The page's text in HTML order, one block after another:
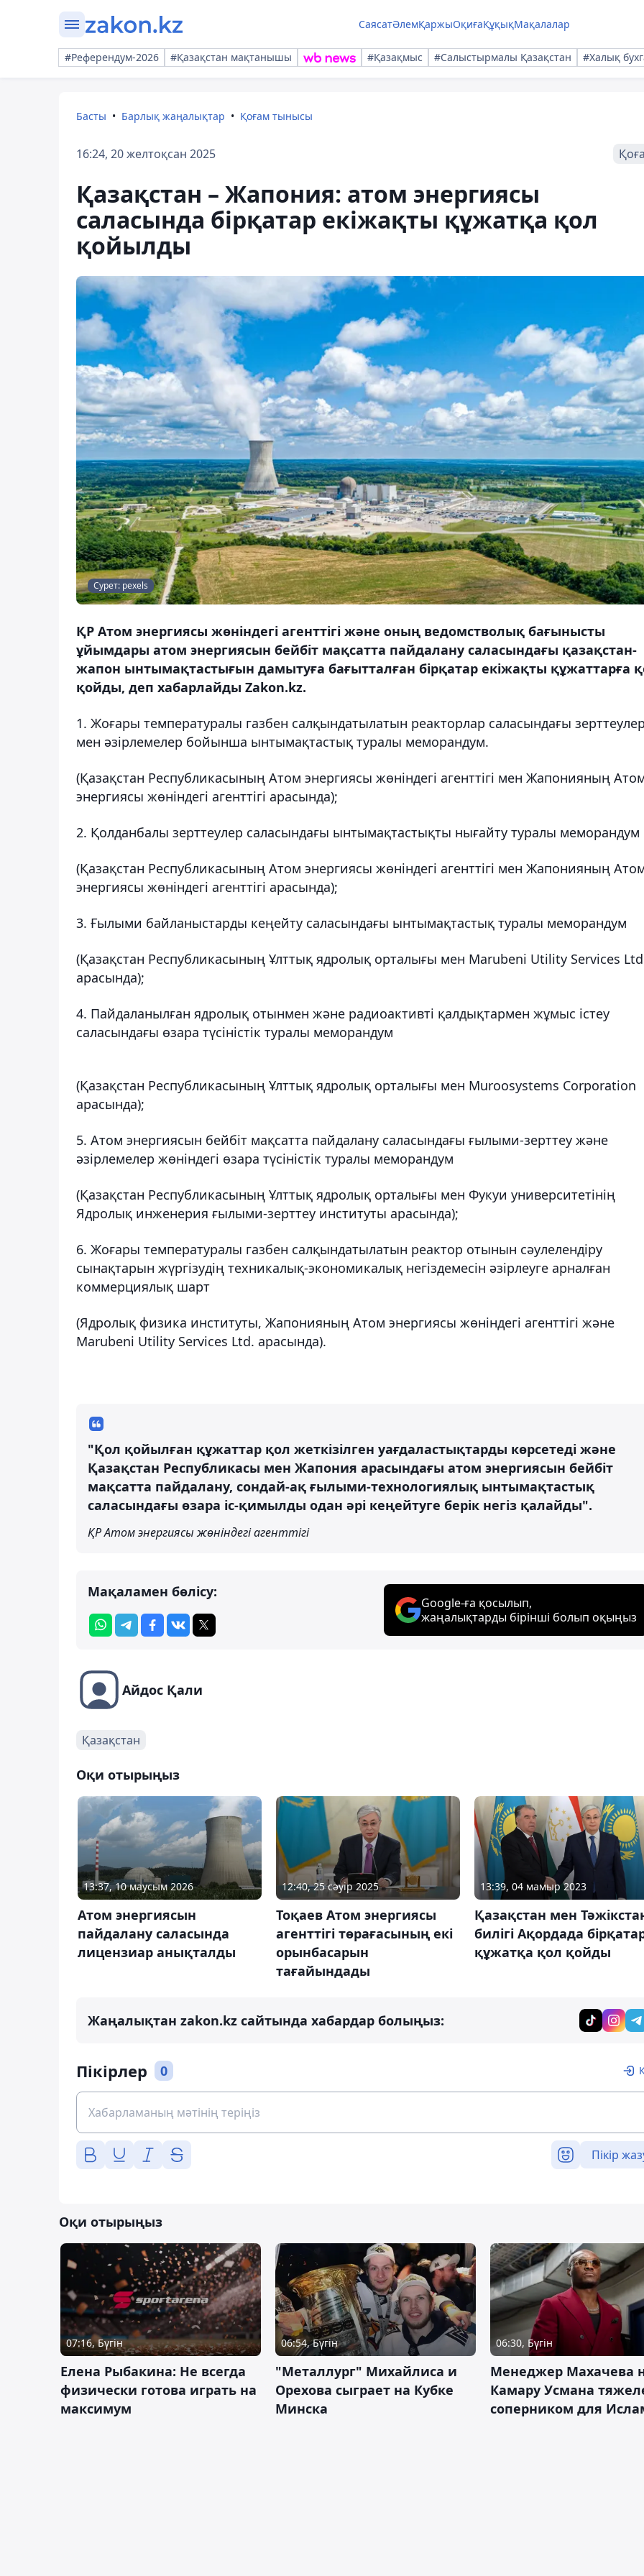
СаясатӘлемҚаржыОқиғаҚұқықМақалалар
#Референдум-2026 #Қазақстан мақтанышы #Қазақмыс #Салыстырмалы Қазақстан #Халық
Басты Барлық жаңалықтар Қоғам тынысы
16:24, 20 желтоқсан 2025
Қазақстан – Жапония: атом энергиясы
саласында бірқатар екіжақты құжатқа қол
қойылды
Сурет: pexels
ҚР Атом энергиясы жөніндегі агенттігі және оның ведомстволық бағынысты
ұйымдары атом энергиясын бейбіт мақсатта пайдалану саласындағы қазақстан-
жапон ынтымақтастығын дамытуға бағытталған бірқатар екіжақты құжаттарға
қойды, деп хабарлайды Zakon.kz.
1. Жоғары температуралы газбен салқындатылатын реакторлар саласындағы
мен әзірлемелер бойынша ынтымақтастық туралы меморандум.
(Қазақстан Республикасының Атом энергиясы жөніндегі агенттігі мен Жапонияның
энергиясы жөніндегі агенттігі арасында);
2. Қолданбалы зерттеулер саласындағы ынтымақтастықты нығайту туралы меморандум
(Қазақстан Республикасының Атом энергиясы жөніндегі агенттігі мен Жапонияның
энергиясы жөніндегі агенттігі арасында);
3. Ғылыми байланыстарды кеңейту саласындағы ынтымақтастық туралы меморандум
(Қазақстан Республикасының Ұлттық ядролық орталығы мен Marubeni Utility Services
арасында);
4. Пайдаланылған ядролық отынмен және радиоактивті қалдықтармен жұмыс істеу
саласындағы өзара түсіністік туралы меморандум
(Қазақстан Республикасының Ұлттық ядролық орталығы мен Muroosystems Corporation
арасында);
5. Атом энергиясын бейбіт мақсатта пайдалану саласындағы ғылыми-зерттеу және
әзірлемелер жөніндегі өзара түсіністік туралы меморандум
(Қазақстан Республикасының Ұлттық ядролық орталығы мен Фукуи университетінің
Ядролық инженерия ғылыми-зерттеу институты арасында);
6. Жоғары температуралы газбен салқындатылатын реактор отынын сәулелендіру
сынақтарын жүргізудің техникалық-экономикалық негіздемесін әзірлеуге арналған
коммерциялық шарт
(Ядролық физика институты, Жапонияның Атом энергиясы жөніндегі агенттігі және
Marubeni Utility Services Ltd. арасында).
"Қол қойылған құжаттар қол жеткізілген уағдаластықтарды көрсетеді және
Қазақстан Республикасы мен Жапония арасындағы атом энергиясын бейбіт
мақсатта пайдалану, сондай-ақ ғылыми-технологиялық ынтымақтастық
саласындағы өзара іс-қимылды одан әрі кеңейтуге берік негіз қалайды".
ҚР Атом энергиясы жөніндегі агенттігі
Мақаламен бөлісу:
Google-ға қосылып,
жаңалықтарды бірінші болып оқыңыз
Айдос Қали
Қазақстан
Оқи отырыңыз
13:37, 10 маусым 2026
Атом энергиясын
пайдалану саласында
лицензиар анықталды
12:40, 25 сәуір 2025
Тоқаев Атом энергиясы
агенттігі төрағасының екі
орынбасарын
тағайындады
13:39, 04 мамыр 2023
Қазақстан мен
билігі Ақордада
құжатқа қол қойды
Жаңалықтан zakon.kz сайтында хабардар болыңыз:
Пікірлер 0
Пікір
Оқи отырыңыз
07:16, Бүгін
Елена Рыбакина: Не всегда
физически готова играть на
максимум
06:54, Бүгін
"Металлург" Михайлиса и
Орехова сыграет на Кубке
Минска
06:30, Бүгін
Менеджер Махачева
Камару Усмана
соперником для